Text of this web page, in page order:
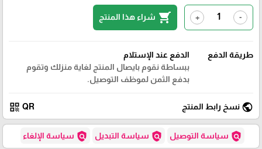
-
+
shopping_cart شراء هذا المنتج
طريقة الدفع
الدفع عند الإستلام
ببساطة نقوم بايصال المنتج لغاية منزلك وتقوم
بدفع الثمن لموظف التوصيل.
public نسخ رابط المنتج QR
qr_code
policy سياسة التوصيل policy سياسة التبديل policy سياسة الإلغاء